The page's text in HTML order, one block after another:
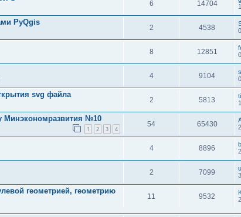
6 14704
PyQgis
2 4538
8 12851
4 9104
svg файла
2 5813
Минэкономразвития №10
1 2 3 4
54 65430
4 8896
2 7099
геометрией, геометрию
11 9532